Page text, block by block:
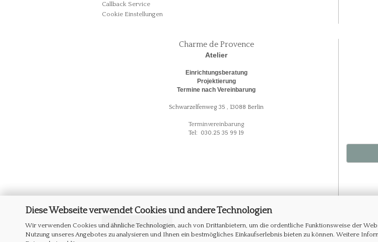
Diese Webseite verwendet Cookies und andere Technologien
Wir verwenden Cookies und ähnliche Technologien, auch von Drittanbietern, um die ordentliche Funktionsweise der
Nutzung unseres Angebotes zu analysieren und Ihnen ein bestmögliches Einkaufserlebnis bieten zu können. Weitere
Callback Service
Cookie Einstellungen
Charme de Provence
Atelier
Einrichtungsberatung
Projektierung
Termine nach Vereinbarung
Schwarzelfenweg 35 , 13088 Berlin
Terminvereinbarung
Tel: 030.25 35 99 19
Vertrag widerrufen